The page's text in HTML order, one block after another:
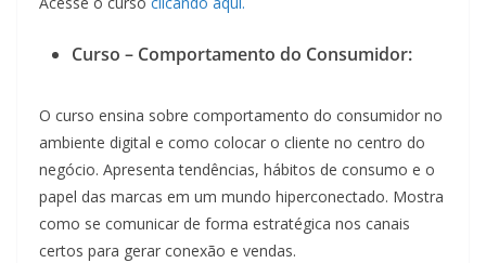
Curso – Comportamento do Consumidor:
O curso ensina sobre comportamento do consumidor no
ambiente digital e como colocar o cliente no centro do
negócio. Apresenta tendências, hábitos de consumo e o
papel das marcas em um mundo hiperconectado. Mostra
como se comunicar de forma estratégica nos canais
certos para gerar conexão e vendas.